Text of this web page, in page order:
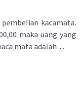
kacamata.
maka uang yang
mata adalah ....